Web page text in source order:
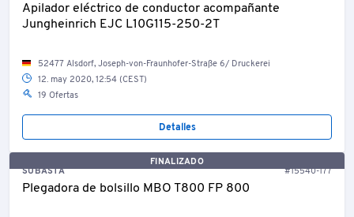
Apilador eléctrico de conductor acompañante
Jungheinrich EJC L10G115-250-2T
52477 Alsdorf, Joseph-von-Fraunhofer-Straße 6/ Druckerei
12. may 2020, 12:54 (CEST)
19 Ofertas
Detalles
FINALIZADO
SUBASTA
#15540-177
Plegadora de bolsillo MBO T800 FP 800